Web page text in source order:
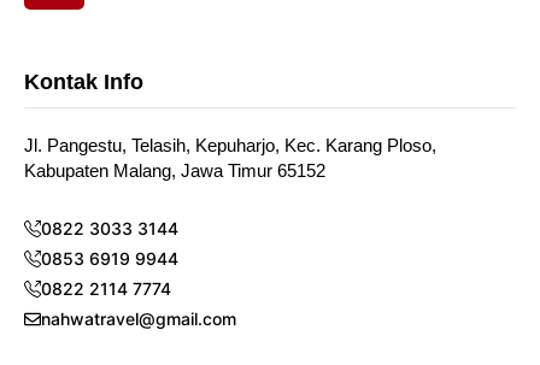
Kontak Info
Jl. Pangestu, Telasih, Kepuharjo, Kec. Karang Ploso,
Kabupaten Malang, Jawa Timur 65152
0822 3033 3144
0853 6919 9944
0822 2114 7774
nahwatravel@gmail.com